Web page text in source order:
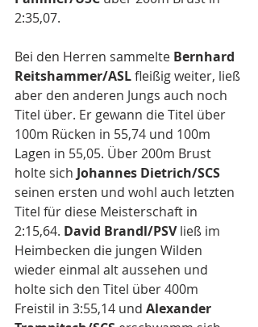
2:35,07.
Bei den Herren sammelte Bernhard
Reitshammer/ASL fleißig weiter, ließ
aber den anderen Jungs auch noch
Titel über. Er gewann die Titel über
100m Rücken in 55,74 und 100m
Lagen in 55,05. Über 200m Brust
holte sich Johannes Dietrich/SCS
seinen ersten und wohl auch letzten
Titel für diese Meisterschaft in
2:15,64. David Brandl/PSV ließ im
Heimbecken die jungen Wilden
wieder einmal alt aussehen und
holte sich den Titel über 400m
Freistil in 3:55,14 und Alexander